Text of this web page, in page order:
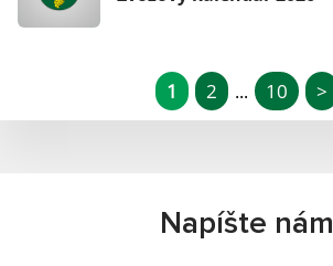
1 2 ... 10 >
Napíšte nám